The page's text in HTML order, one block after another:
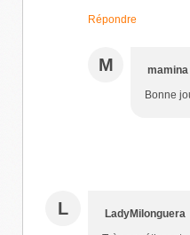
Répondre
M mamina
Bonne
L LadyMilonguera